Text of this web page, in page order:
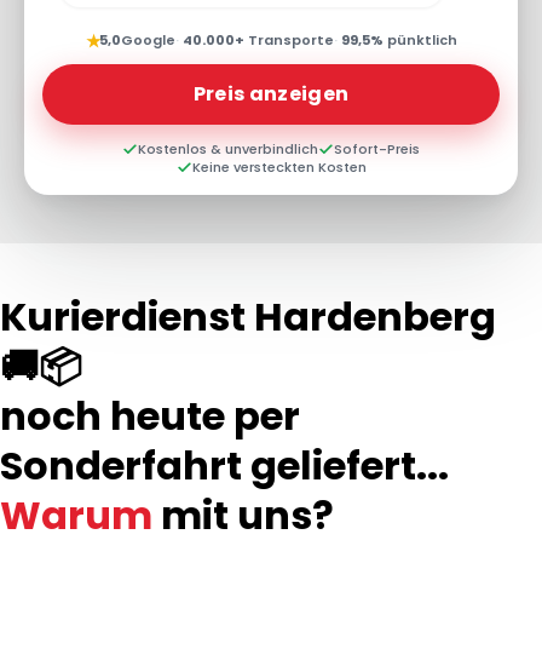
★5,0Google· 40.000+ Transporte· 99,5% pünktlich
Preis anzeigen
Kostenlos & unverbindlich
Sofort-Preis
Keine versteckten Kosten
Kurierdienst Hardenberg
🚚📦
noch heute per
Sonderfahrt geliefert...
Warum mit uns?